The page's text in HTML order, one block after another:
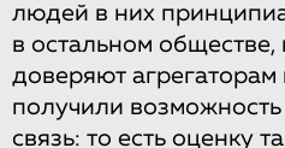
людей в них
в остальном
доверяют агрегаторам
получили
связь: то есть оценку